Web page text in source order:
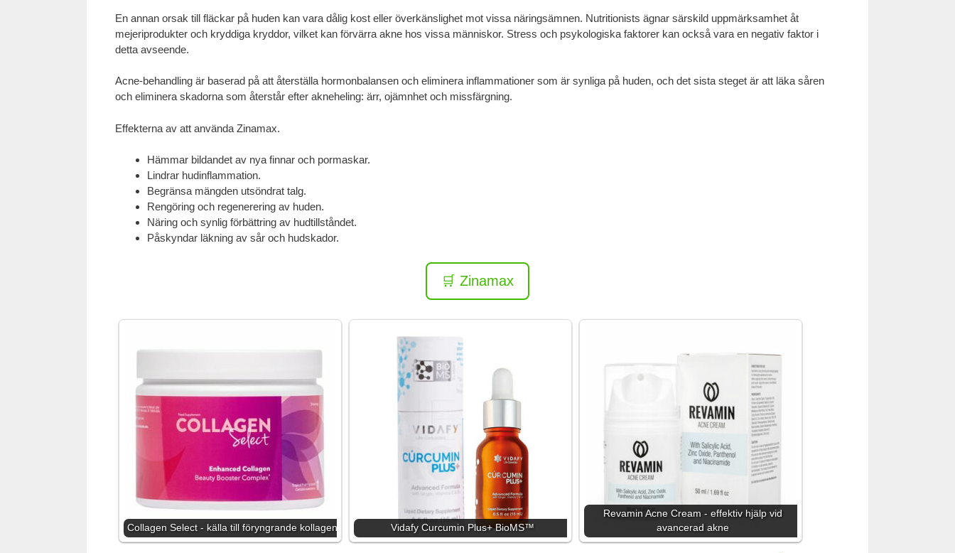
En annan orsak till fläckar på huden kan vara dålig kost eller överkänslighet mot vissa näringsämnen. Nutritionists ägnar särskild uppmärksamhet åt
mejeriprodukter och kryddiga kryddor, vilket kan förvärra akne hos vissa människor. Stress och psykologiska faktorer kan också vara en negativ faktor i
detta avseende.
Acne-behandling är baserad på att återställa hormonbalansen och eliminera inflammationer som är synliga på huden, och det sista steget är att läka såren
och eliminera skadorna som återstår efter akneheling: ärr, ojämnhet och missfärgning.
Effekterna av att använda Zinamax.
Hämmar bildandet av nya finnar och pormaskar.
Lindrar hudinflammation.
Begränsa mängden utsöndrat talg.
Rengöring och regenerering av huden.
Näring och synlig förbättring av hudtillståndet.
Påskyndar läkning av sår och hudskador.
🛒 Zinamax
Collagen Select - källa till föryngrande kollagen Vidafy Curcumin Plus+ BioMS™
Revamin Acne Cream - effektiv hjälp vid
avancerad akne